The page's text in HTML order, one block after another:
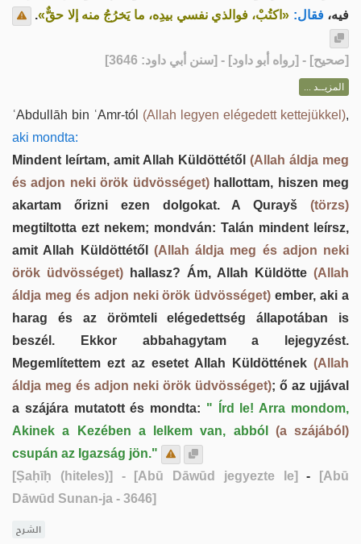
فيه، فقال: «اكتُبْ، فوالذي نفسي بيدِه، ما يَخرُجُ منه إلا حقٌّ».
[صحيح] - [رواه أبو داود] - [سنن أبي داود: 3646]
المزيــد ...
ʿAbdullāh bin ʿAmr-tól (Allah legyen elégedett kettejükkel),
aki mondta:
Mindent leírtam, amit Allah Küldöttétől (Allah áldja meg
és adjon neki örök üdvösséget)hallottam, hiszen meg
akartam őrizni ezen dolgokat. A Qurayš (törzs)
megtiltotta ezt nekem; mondván: Talán mindent leírsz,
amit Allah Küldöttétől (Allah áldja meg és adjon neki
örök üdvösséget) hallasz? Ám, Allah Küldötte (Allah
áldja meg és adjon neki örök üdvösséget) ember, aki a
harag és az örömteli elégedettség állapotában is
beszél. Ekkor abbahagytam a lejegyzést.
Megemlítettem ezt az esetet Allah Küldöttének (Allah
áldja meg és adjon neki örök üdvösséget); ő az ujjával
a szájára mutatott és mondta: " Írd le! Arra mondom,
Akinek a Kezében a lelkem van, abból (a szájából)
csupán az Igazság jön."
[Ṣaḥīḥ (hiteles)]
- [Abū Dāwūd jegyezte le] -
[Abū
Dāwūd Sunan-ja - 3646]
الشرح